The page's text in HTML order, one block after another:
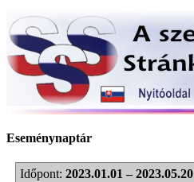
Eseménynaptár
Időpont: 2023.01.01 – 2023.05.20